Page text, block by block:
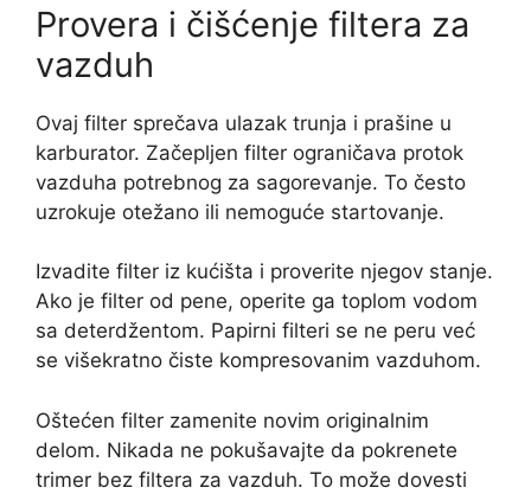
Provera i čišćenje filtera za
vazduh
Ovaj filter sprečava ulazak trunja i prašine u
karburator. Začepljen filter ograničava protok
vazduha potrebnog za sagorevanje. To često
uzrokuje otežano ili nemoguće startovanje.
Izvadite filter iz kućišta i proverite njegov stanje.
Ako je filter od pene, operite ga toplom vodom
sa deterdžentom. Papirni filteri se ne peru već
se višekratno čiste kompresovanim vazduhom.
Oštećen filter zamenite novim originalnim
delom. Nikada ne pokušavajte da pokrenete
trimer bez filtera za vazduh. To može dovesti